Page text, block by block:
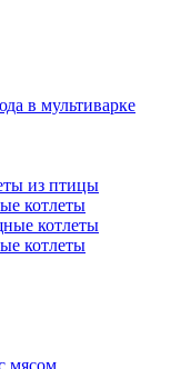
в мультиварке
из птицы
котлеты
котлеты
котлеты
мясом